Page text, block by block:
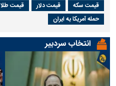
قیمت سکه قیمت دلار قیمت طلا
حمله آمریکا به ایران
انتخاب سردبیر